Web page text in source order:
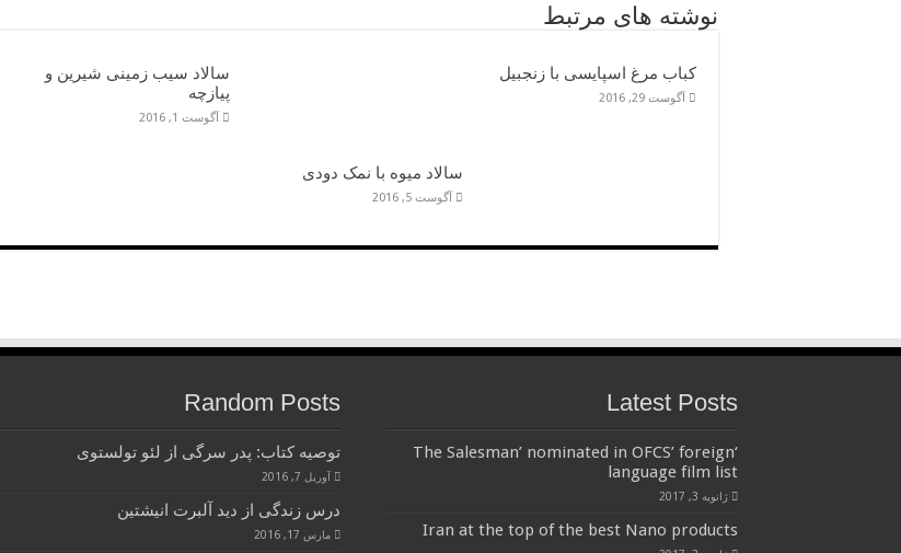
نوشته های مرتبط
کباب مرغ اسپایسی با زنجبیل
آگوست 29, 2016
سالاد میوه با نمک دودی
آگوست 5, 2016
سالاد سیب زمینی شیرین و
پیازچه
آگوست 1, 2016
Latest Posts
‘The Salesman’ nominated in OFCS’ foreign
language film list
ژانویه 3, 2017
Iran at the top of the best Nano products
Random Posts
توصیه کتاب: پدر سرگی از لئو تولستوی
آوریل 7, 2016
درس زندگی از دید آلبرت انیشتین
مارس 17, 2016